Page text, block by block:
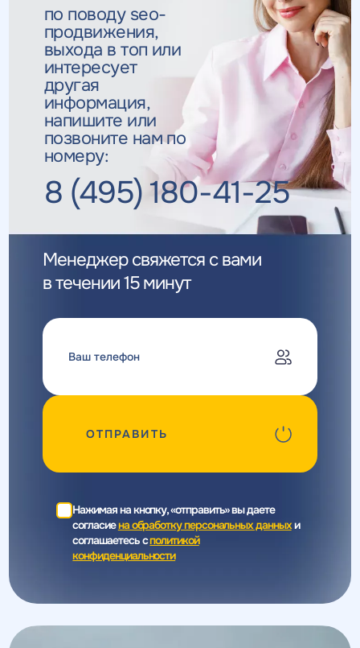
по поводу seo-
продвижения,
выхода в топ или
интересует
другая
информация,
напишите или
позвоните нам по
номеру:
8 (495) 180-41-25
Менеджер свяжется с вами
в течении 15 минут
ОТПРАВИТЬ
Нажимая на кнопку, «отправить» вы даете
согласиена обработку персональных данныхи
соглашаетесь cполитикой
конфиденциальности